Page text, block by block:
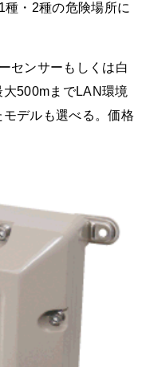
・2種の危険場所に
センサーもしくは白
500mまでLAN環境
デルも選べる。価格